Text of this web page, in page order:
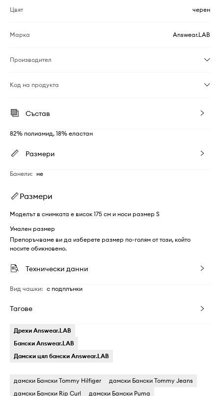
Цвят черен
Марка Answear.LAB
Производител
Код на продукта
Състав
82% полиамид, 18% еластан
Размери
Банели: не
Размери
Моделът в снимката е висок 175 см и носи размер S
Умален размер
Препоръчваме ви да изберете размер по-голям от този, който
носите обикновено.
Технически данни
Вид чашки: с подплънки
Тагове
Дрехи Answear.LAB
Бански Answear.LAB
Дамски цял бански Answear.LAB
дамски Бански Tommy Hilfiger
дамски Бански Tommy Jeans
дамски Бански Rip Curl
дамски Бански Puma